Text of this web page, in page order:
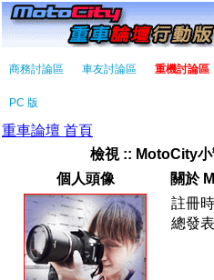
商務討論區 車友討論區 重機討論區
PC 版
重車論壇 首頁
檢視 :: MotoCity
個人頭像
關於
註冊
總發